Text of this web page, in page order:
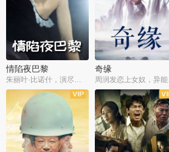
情陷夜巴黎
朱丽叶·比诺什，演尽失爱之痛
奇缘
周润